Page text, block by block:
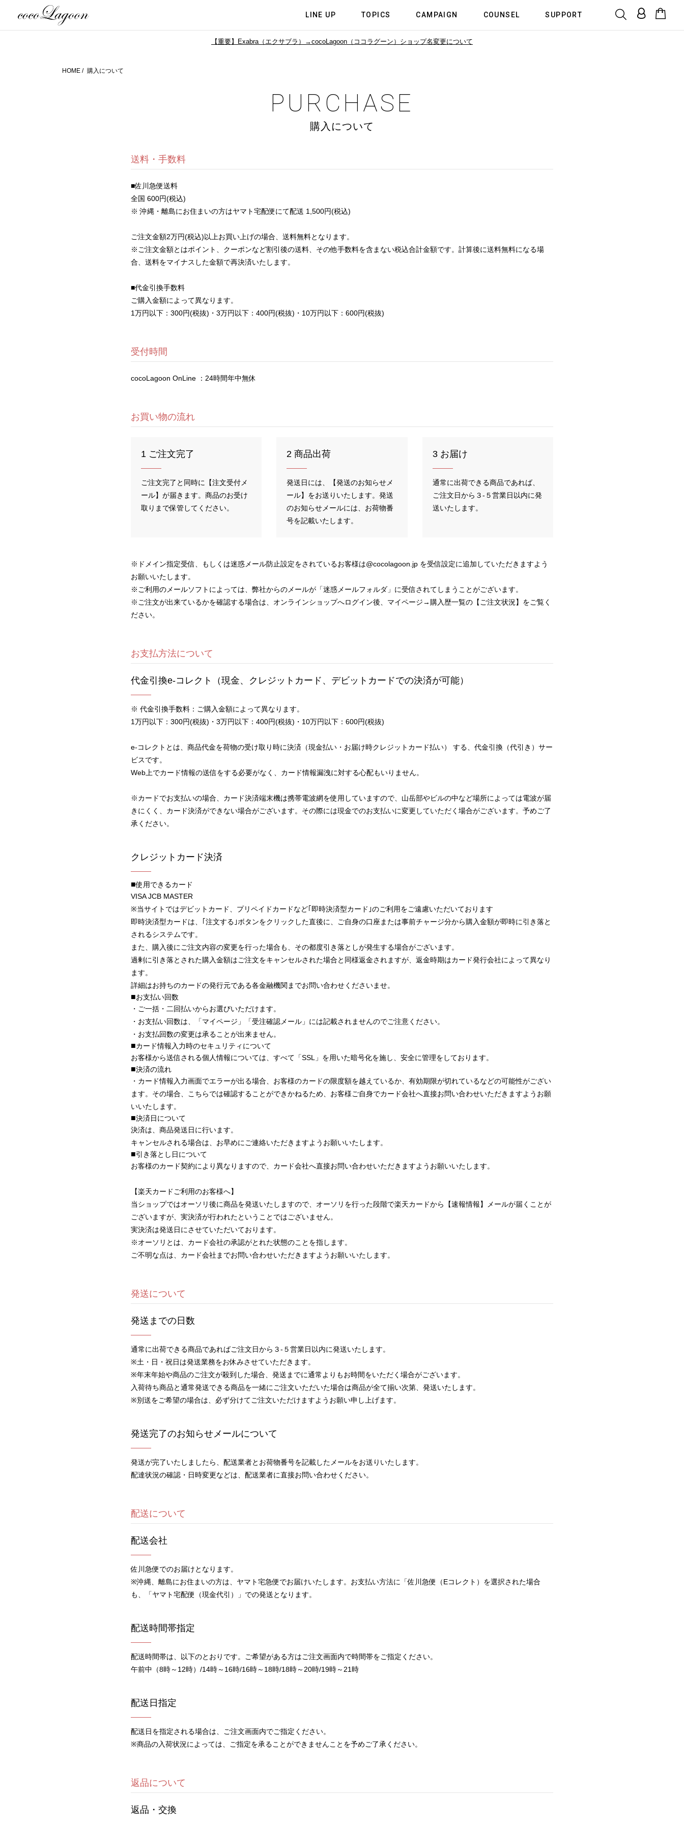
LINE UP TOPICS CAMPAIGN COUNSEL SUPPORT
【重要】Exabra（エクサブラ）→cocoLagoon（ココラグーン） ショップ名変更について
HOME 購入について
PURCHASE
購入について
送料・手数料
■佐川急便送料
全国 600円(税込)
※ 沖縄・離島にお住まいの方はヤマト宅配便にて配送 1,500円(税込)
ご注文金額2万円(税込)以上お買い上げの場合、送料無料となります。
※ご注文金額とはポイント、クーポンなど割引後の送料、その他手数料を含まない税込合計金額です。計算後に送料無料になる場
合、送料をマイナスした金額で再決済いたします。
■代金引換手数料
ご購入金額によって異なります。
1万円以下：300円(税抜)・3万円以下：400円(税抜)・10万円以下：600円(税抜)
受付時間
cocoLagoon OnLine ：24時間年中無休
お買い物の流れ
1 ご注文完了
ご注文完了と同時に【注文受付メ
ール】が届きます。商品のお受け
取りまで保管してください。
2 商品出荷
発送日には、【発送のお知らせメ
ール】をお送りいたします。発送
のお知らせメールには、お荷物番
号を記載いたします。
3 お届け
通常に出荷できる商品であれば、
ご注文日から３-５営業日以内に発
送いたします。
※ドメイン指定受信、もしくは迷惑メール防止設定をされているお客様は@cocolagoon.jp を受信設定に追加していただきますよう
お願いいたします。
※ご利用のメールソフトによっては、弊社からのメールが「迷惑メールフォルダ」に受信されてしまうことがございます。
※ご注文が出来ているかを確認する場合は、オンラインショップへログイン後、マイページ→購入歴一覧の【ご注文状況】をご覧く
ださい。
お支払方法について
代金引換e-コレクト（現金、クレジットカード、デビットカードでの決済が可能）
※ 代金引換手数料：ご購入金額によって異なります。
1万円以下：300円(税抜)・3万円以下：400円(税抜)・10万円以下：600円(税抜)
e-コレクトとは、商品代金を荷物の受け取り時に決済（現金払い・お届け時クレジットカード払い） する、代金引換（代引き）サー
ビスです。
Web上でカード情報の送信をする必要がなく、カード情報漏洩に対する心配もいりません。
※カードでお支払いの場合、カード決済端末機は携帯電波網を使用していますので、山岳部やビルの中など場所によっては電波が届
きにくく、カード決済ができない場合がございます。その際には現金でのお支払いに変更していただく場合がございます。予めご了
承ください。
クレジットカード決済
使用できるカード
VISA JCB MASTER
※当サイトではデビットカード、プリペイドカードなど｢即時決済型カード｣のご利用をご遠慮いただいております
即時決済型カードは、｢注文する｣ボタンをクリックした直後に、ご自身の口座または事前チャージ分から購入金額が即時に引き落と
されるシステムです。
また、購入後にご注文内容の変更を行った場合も、その都度引き落としが発生する場合がございます。
過剰に引き落とされた購入金額はご注文をキャンセルされた場合と同様返金されますが、返金時期はカード発行会社によって異なり
ます。
詳細はお持ちのカードの発行元である各金融機関までお問い合わせくださいませ。
お支払い回数
・ご一括・二回払いからお選びいただけます。
・お支払い回数は、「マイページ」「受注確認メール」には記載されませんのでご注意ください。
・お支払回数の変更は承ることが出来ません。
カード情報入力時のセキュリティについて
お客様から送信される個人情報については、すべて「SSL」を用いた暗号化を施し、安全に管理をしております。
決済の流れ
・カード情報入力画面でエラーが出る場合、お客様のカードの限度額を越えているか、有効期限が切れているなどの可能性がござい
ます。その場合、こちらでは確認することができかねるため、お客様ご自身でカード会社へ直接お問い合わせいただきますようお願
いいたします。
決済日について
決済は、商品発送日に行います。
キャンセルされる場合は、お早めにご連絡いただきますようお願いいたします。
引き落とし日について
お客様のカード契約により異なりますので、カード会社へ直接お問い合わせいただきますようお願いいたします。
【楽天カードご利用のお客様へ】
当ショップではオーソリ後に商品を発送いたしますので、オーソリを行った段階で楽天カードから【速報情報】メールが届くことが
ございますが、実決済が行われたということではございません。
実決済は発送日にさせていただいております。
※オーソリとは、カード会社の承認がとれた状態のことを指します。
ご不明な点は、カード会社までお問い合わせいただきますようお願いいたします。
発送について
発送までの日数
通常に出荷できる商品であればご注文日から３-５営業日以内に発送いたします。
※土・日・祝日は発送業務をお休みさせていただきます。
※年末年始や商品のご注文が殺到した場合、発送までに通常よりもお時間をいただく場合がございます。
入荷待ち商品と通常発送できる商品を一緒にご注文いただいた場合は商品が全て揃い次第、発送いたします。
※別送をご希望の場合は、必ず分けてご注文いただけますようお願い申し上げます。
発送完了のお知らせメールについて
発送が完了いたしましたら、配送業者とお荷物番号を記載したメールをお送りいたします。
配達状況の確認・日時変更などは、配送業者に直接お問い合わせください。
配送について
配送会社
佐川急便でのお届けとなります。
※沖縄、離島にお住まいの方は、ヤマト宅急便でお届けいたします。お支払い方法に「佐川急便（Eコレクト）を選択された場合
も、「ヤマト宅配便（現金代引）」での発送となります。
配送時間帯指定
配送時間帯は、以下のとおりです。ご希望がある方はご注文画面内で時間帯をご指定ください。
午前中（8時～12時）/14時～16時/16時～18時/18時～20時/19時～21時
配送日指定
配送日を指定される場合は、ご注文画面内でご指定ください。
※商品の入荷状況によっては、ご指定を承ることができませんことを予めご了承ください。
返品について
返品・交換